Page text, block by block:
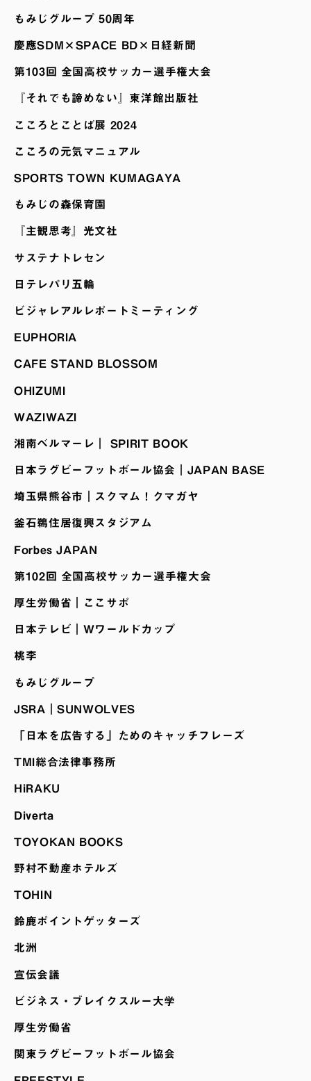
もみじグループ 50周年
慶應SDM×SPACE BD×日経新聞
第103回 全国高校サッカー選手権大会
『それでも諦めない』東洋館出版社
こころとことば展 2024
こころの元気マニュアル
SPORTS TOWN KUMAGAYA
もみじの森保育園
『主観思考』光文社
サステナトレセン
日テレパリ五輪
ビジャレアルレポートミーティング
EUPHORIA
CAFE STAND BLOSSOM
OHIZUMI
WAZIWAZI
湘南ベルマーレ｜ SPIRIT BOOK
日本ラグビーフットボール協会｜JAPAN BASE
埼玉県熊谷市｜スクマム！クマガヤ
釜石鵜住居復興スタジアム
Forbes JAPAN
第102回 全国高校サッカー選手権大会
厚生労働省｜ここサポ
日本テレビ｜Wワールドカップ
桃李
もみじグループ
JSRA｜SUNWOLVES
「日本を広告する」ためのキャッチフレーズ
TMI総合法律事務所
HiRAKU
Diverta
TOYOKAN BOOKS
野村不動産ホテルズ
TOHIN
鈴鹿ポイントゲッターズ
北洲
宣伝会議
ビジネス・ブレイクスルー大学
厚生労働省
関東ラグビーフットボール協会